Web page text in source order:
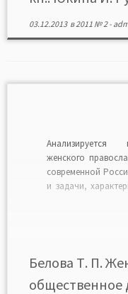
03.12.2013в2011 № 2-
Анализируется
женского
современной
и задачи,
Белова Т. П.
общественное